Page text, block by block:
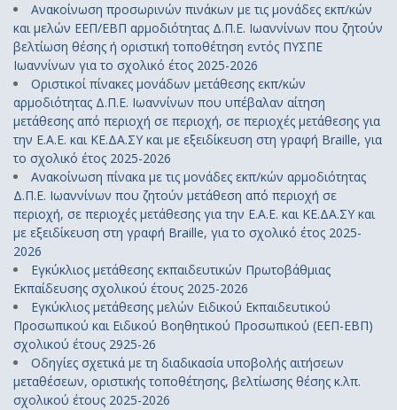
Ανακοίνωση προσωρινών πινάκων με τις μονάδες εκπ/κών
και μελών ΕΕΠ/ΕΒΠ αρμοδιότητας Δ.Π.Ε. Ιωαννίνων που ζητούν
βελτίωση θέσης ή οριστική τοποθέτηση εντός ΠΥΣΠΕ
Ιωαννίνων για το σχολικό έτος 2025-2026
Οριστικοί πίνακες μονάδων μετάθεσης εκπ/κών
αρμοδιότητας Δ.Π.Ε. Ιωαννίνων που υπέβαλαν αίτηση
μετάθεσης από περιοχή σε περιοχή, σε περιοχές μετάθεσης για
την Ε.Α.Ε. και ΚΕ.ΔΑ.ΣΥ και με εξειδίκευση στη γραφή Braille, για
το σχολικό έτος 2025-2026
Ανακοίνωση πίνακα με τις μονάδες εκπ/κών αρμοδιότητας
Δ.Π.Ε. Ιωαννίνων που ζητούν μετάθεση από περιοχή σε
περιοχή, σε περιοχές μετάθεσης για την Ε.Α.Ε. και ΚΕ.ΔΑ.ΣΥ και
με εξειδίκευση στη γραφή Braille, για το σχολικό έτος 2025-
2026
Εγκύκλιος μετάθεσης εκπαιδευτικών Πρωτοβάθμιας
Εκπαίδευσης σχολικού έτους 2025-2026
Εγκύκλιος μετάθεσης μελών Ειδικού Εκπαιδευτικού
Προσωπικού και Ειδικού Βοηθητικού Προσωπικού (ΕΕΠ-ΕΒΠ)
σχολικού έτους 2925-26
Οδηγίες σχετικά με τη διαδικασία υποβολής αιτήσεων
μεταθέσεων, οριστικής τοποθέτησης, βελτίωσης θέσης κ.λπ.
σχολικού έτους 2025-2026